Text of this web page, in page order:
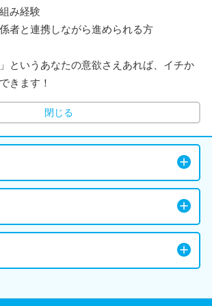
み経験
者と連携しながら進められる方
というあなたの意欲さえあれば、イチか
きます！
閉じる